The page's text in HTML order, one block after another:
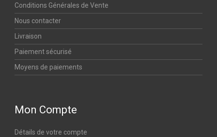
Conditions Générales de Vente
Nous contacter
Livraison
Paiement sécurisé
Moyens de paiements
Mon Compte
Détails de votre compte